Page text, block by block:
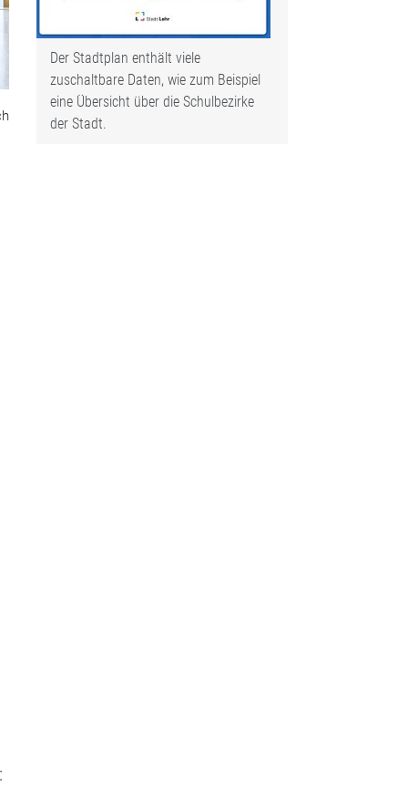
Der Stadtplan enthält viele
zuschaltbare Daten, wie zum Beispiel
eine Übersicht über die Schulbezirke
der Stadt.